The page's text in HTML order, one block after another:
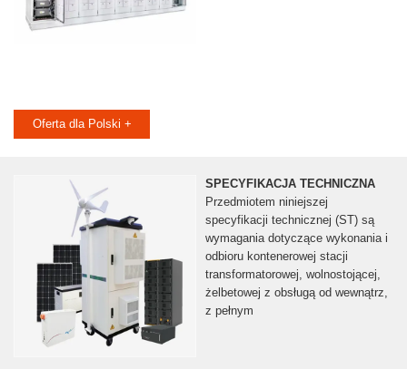
Oferta dla Polski +
SPECYFIKACJA TECHNICZNA
Przedmiotem niniejszej
specyfikacji technicznej (ST) są
wymagania dotyczące wykonania i
odbioru kontenerowej stacji
transformatorowej, wolnostojącej,
żelbetowej z obsługą od wewnątrz,
z pełnym